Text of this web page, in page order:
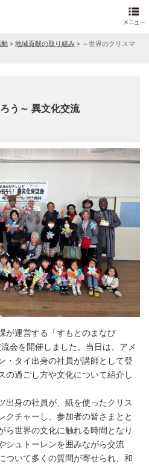
動 > 地域貢献の取り組み > ～世界のクリスマ
う～ 異文化交流
が運営する「すもとのまなび
会を開催しました。当日は、アメ
・タイ出身の社員が講師として登
の過ごし方や文化について紹介し
身の社員が、紙を使ったクリス
クチャーし、参加者の皆さまとと
ら世界の文化に触れる時間となり
シュトーレンを囲みながら交流
ついて多くの質問が寄せられ、和